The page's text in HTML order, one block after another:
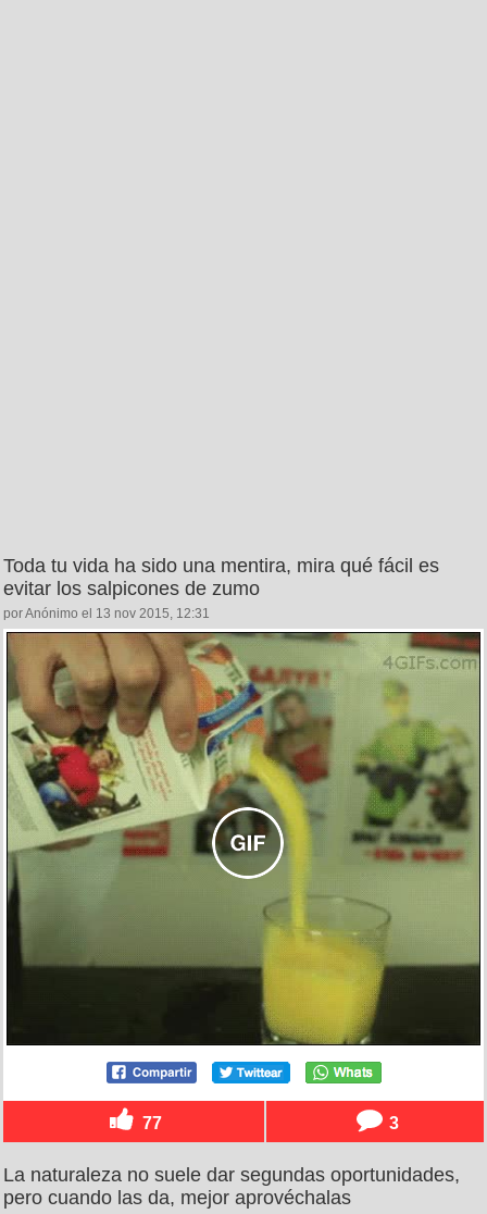
Toda tu vida ha sido una mentira, mira qué fácil es
evitar los salpicones de zumo
por Anónimo el 13 nov 2015, 12:31
77 3
La naturaleza no suele dar segundas oportunidades,
pero cuando las da, mejor aprovéchalas